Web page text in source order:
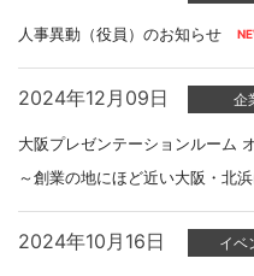
人事異動（役員）のお知らせ
2024年12月09日 企
大阪プレゼンテーションルーム
～創業の地にほど近い大阪・北
2024年10月16日 イベ